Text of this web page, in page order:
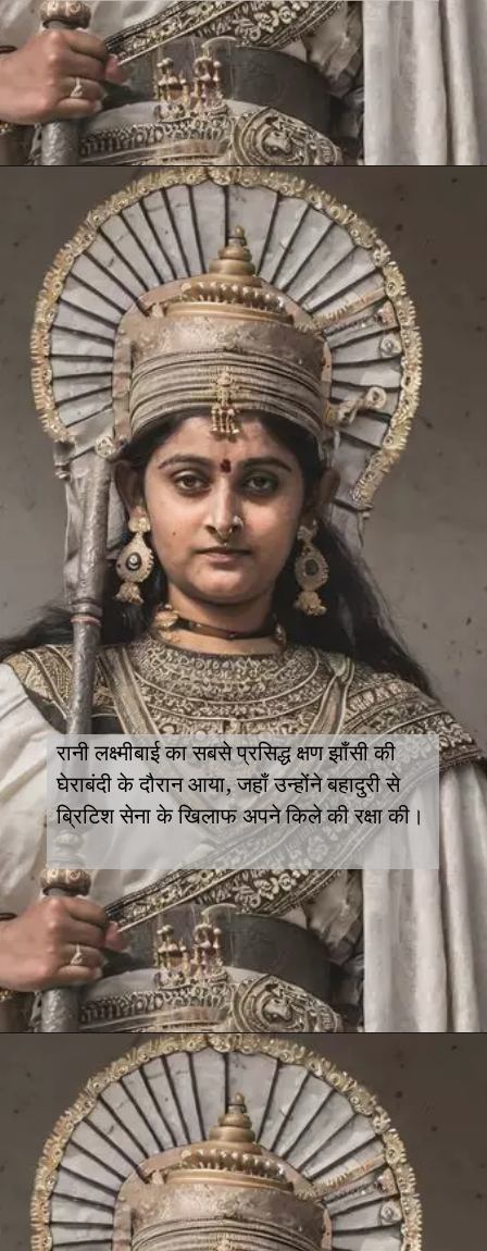
रानी लक्ष्मीबाई का सबसे प्रसिद्ध क्षण झाँसी की
घेराबंदी के दौरान आया, जहाँ उन्होंने बहादुरी से
ब्रिटिश सेना के खिलाफ अपने किले की रक्षा की।